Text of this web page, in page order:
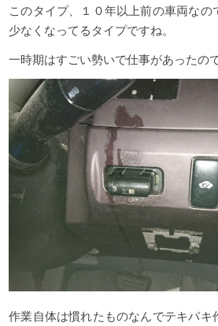
このタイプ、１０年以上前の車両なの
少なくなってるタイプですね。
一時期はすごい勢いで仕事があったの
作業自体は慣れたものなんでテキパキ